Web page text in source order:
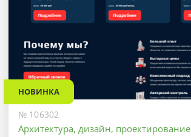
НОВИНКА
№ 106302
Архитектура, дизайн, проектирование